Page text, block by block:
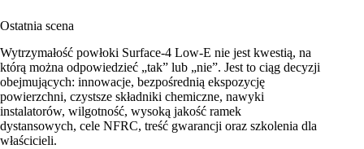
Ostatnia scena
Wytrzymałość powłoki Surface-4 Low-E nie jest kwestią, na
którą można odpowiedzieć „tak” lub „nie”. Jest to ciąg decyzji
obejmujących: innowacje, bezpośrednią ekspozycję
powierzchni, czystsze składniki chemiczne, nawyki
instalatorów, wilgotność, wysoką jakość ramek
dystansowych, cele NFRC, treść gwarancji oraz szkolenia dla
właścicieli.